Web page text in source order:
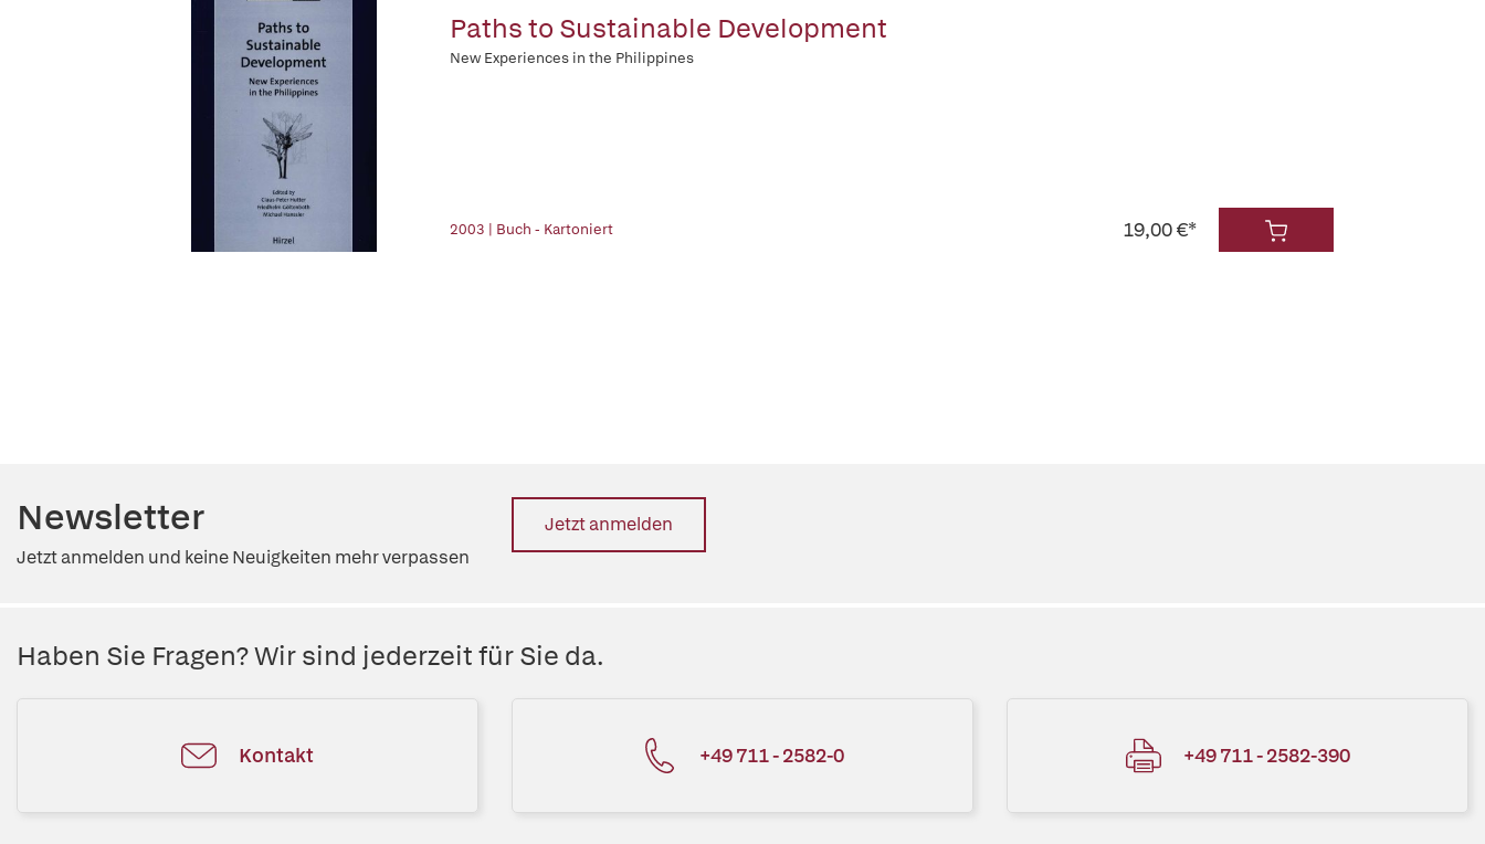
Paths to Sustainable Development
New Experiences in the Philippines
2003 | Buch - Kartoniert 19,00 €*
Newsletter
Jetzt anmelden und keine Neuigkeiten mehr verpassen
Jetzt anmelden
Haben Sie Fragen? Wir sind jederzeit für Sie da.
Kontakt +49 711 - 2582-0 +49 711 - 2582-390